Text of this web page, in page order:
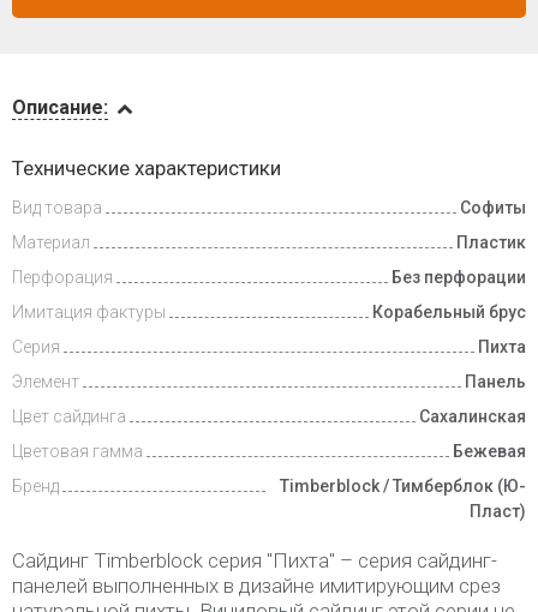
Доставка
и оплата
Описание:
Технические характеристики
Вид товара
Софиты
Материал
Пластик
Перфорация
Без перфорации
Имитация фактуры
Корабельный брус
Серия
Пихта
Элемент
Панель
Цвет сайдинга
Сахалинская
Цветовая гамма
Бежевая
Бренд
Timberblock / Тимберблок (Ю-
Пласт)
Сайдинг Timberblock серия "Пихта" – серия сайдинг-
панелей выполненных в дизайне имитирующим срез